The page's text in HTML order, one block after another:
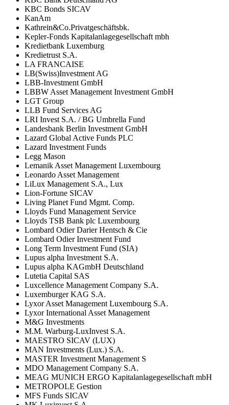
KBC Bonds SICAV
KanAm
Kathrein&Co.Privatgeschäftsbk.
Kepler-Fonds Kapitalanlagegesellschaft mbh
Kredietbank Luxemburg
Kredietrust S.A.
LA FRANCAISE
LB(Swiss)Investment AG
LBB-Investment GmbH
LBBW Asset Management Investment GmbH
LGT Group
LLB Fund Services AG
LRI Invest S.A. / BG Umbrella Fund
Landesbank Berlin Investment GmbH
Lazard Global Active Funds PLC
Lazard Investment Funds
Legg Mason
Lemanik Asset Management Luxembourg
Leonardo Asset Management
LiLux Management S.A., Lux
Lion-Fortune SICAV
Living Planet Fund Mgmt. Comp.
Lloyds Fund Management Service
Lloyds TSB Bank plc Luxembourg
Lombard Odier Darier Hentsch & Cie
Lombard Odier Investment Fund
Long Term Investment Fund (SIA)
Lupus alpha Investment S.A.
Lupus alpha KAGmbH Deutschland
Lutetia Capital SAS
Luxcellence Management Company S.A.
Luxemburger KAG S.A.
Lyxor Asset Management Luxembourg S.A.
Lyxor International Asset Management
M&G Investments
M.M. Warburg-LuxInvest S.A.
MAESTRO SICAV (LUX)
MAN Investments (Lux.) S.A.
MASTER Investment Management S
MDO Management Company S.A.
MEAG MUNICH ERGO Kapitalanlagegesellschaft mbH
METROPOLE Gestion
MFS Funds SICAV